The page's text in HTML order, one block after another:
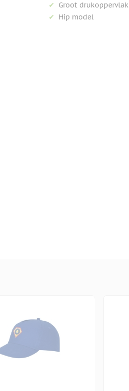
Groot drukoppervlak
Hip model